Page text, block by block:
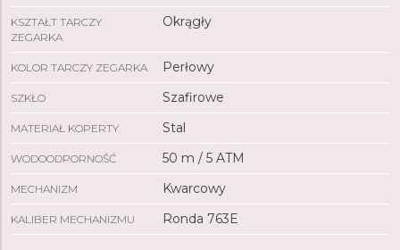
KSZTAŁT TARCZY
ZEGARKA
Okrągły
KOLOR TARCZY ZEGARKA Perłowy
SZKŁO Szafirowe
MATERIAŁ KOPERTY Stal
WODOODPORNOŚĆ 50 m / 5 ATM
MECHANIZM Kwarcowy
KALIBER MECHANIZMU Ronda 763E